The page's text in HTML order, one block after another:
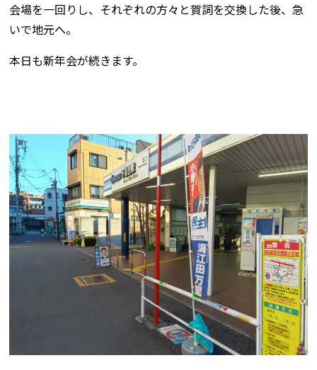
会場を一回りし、それぞれの方々と賀詞を交換した後、急
いで地元へ。
本日も新年会が続きます。